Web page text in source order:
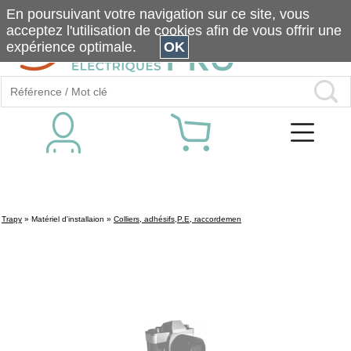
Trapy » Matériel d'installaion » Colliers, adhésifs,P.E, raccordemen
En poursuivant votre navigation sur ce site, vous
acceptez l'utilisation de cookies afin de vous offrir une
expérience optimale.
OK